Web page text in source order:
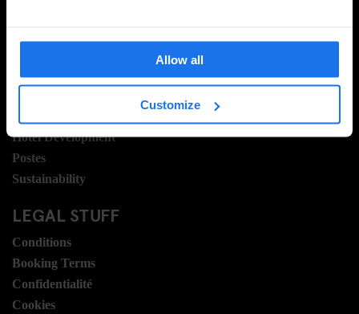
Allow all
Customize
Contactez nous
Hotel Development
Postes
Sustainability
LEGAL STUFF
Conditions
Booking Terms
Confidentialité
Cookies